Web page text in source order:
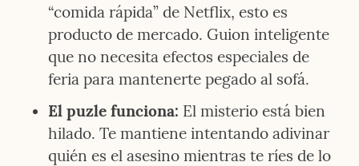
“comida rápida” de Netflix, esto es
producto de mercado. Guion inteligente
que no necesita efectos especiales de
feria para mantenerte pegado al sofá.
El puzle funciona: El misterio está bien
hilado. Te mantiene intentando adivinar
quién es el asesino mientras te ríes de lo